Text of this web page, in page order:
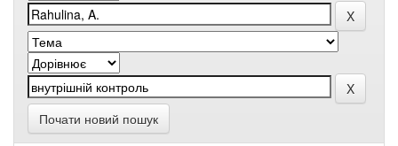
Почати новий пошук